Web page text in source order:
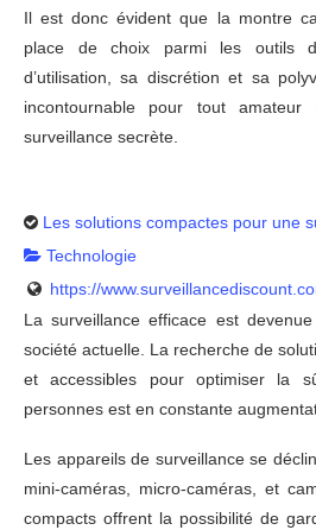
Il est donc évident que la montre
place de choix parmi les outils
d’utilisation, sa discrétion et sa
incontournable pour tout
surveillance secrète.
Les solutions compactes pour une
Technologie
https://
La surveillance efficace est
société actuelle. La recherche de
et accessibles pour optimiser la
personnes est en constante
Les appareils de surveillance se
mini-caméras, micro-caméras, et
compacts offrent la possibilité de